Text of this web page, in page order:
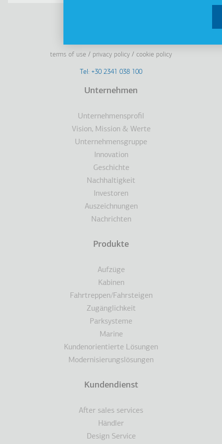
LinkedinFacebook
YoutubeInstagram
terms of use privacy policy cookie policy
Tel: +30 2341 038 100
Unternehmen
Unternehmensprofil
Vision, Mission & Werte
Unternehmensgruppe
Innovation
Geschichte
Nachhaltigkeit
Investoren
Auszeichnungen
Nachrichten
Produkte
Aufzüge
Kabinen
Fahrtreppen/Fahrsteigen
Zugänglichkeit
Parksysteme
Marine
Kundenorientierte Lösungen
Modernisierungslösungen
Kundendienst
After sales services
Händler
Design Service